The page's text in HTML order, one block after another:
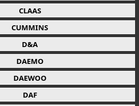
CLAAS
CUMMINS
D&A
DAEMO
DAEWOO
DAF